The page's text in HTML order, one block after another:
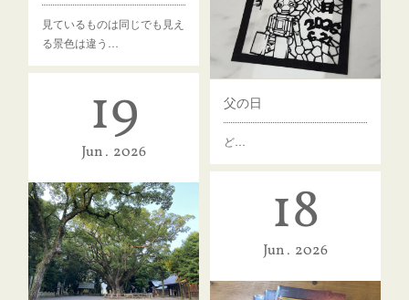
見ているものは同じでも見え
る景色は違う…
父の日
ど…
19
Jun 2026
18
Jun 2026